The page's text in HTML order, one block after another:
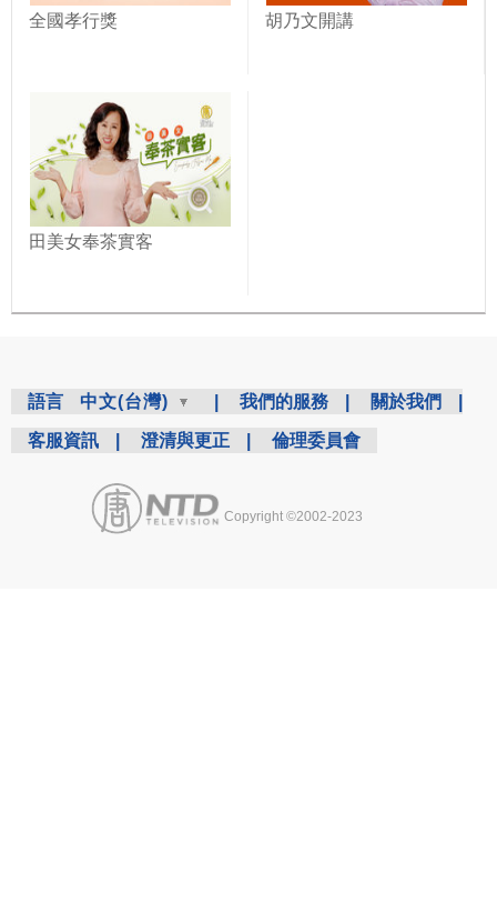
全國孝行獎 胡乃文開講
田美女奉茶實客
語言 中文(台灣) 我們的服務 關於我們
客服資訊 澄清與更正 倫理委員會
Copyright ©2002-2023